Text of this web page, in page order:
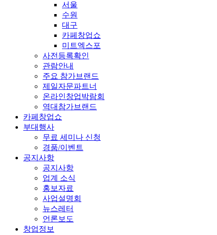
서울
수원
대구
카페창업쇼
미트엑스포
사전등록확인
관람안내
주요 참가브랜드
제일자문파트너
온라인창업박람회
역대참가브랜드
카페창업쇼
부대행사
무료 세미나 신청
경품/이벤트
공지사항
공지사항
업계 소식
홍보자료
사업설명회
뉴스레터
언론보도
창업정보